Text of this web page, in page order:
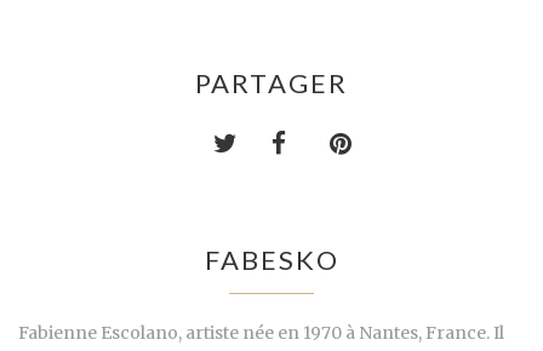
PARTAGER
FABESKO
Fabienne Escolano, artiste née en 1970 à Nantes, France. Il